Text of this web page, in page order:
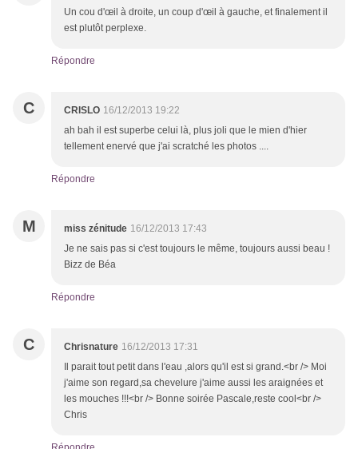
Un cou d'œil à droite, un coup d'œil à gauche, et finalement il
est plutôt perplexe.
Répondre
C CRISLO 16/12/2013 19:22
ah bah il est superbe celui là, plus joli que le mien d'hier
tellement enervé que j'ai scratché les photos ....
Répondre
M miss zénitude 16/12/2013 17:43
Je ne sais pas si c'est toujours le même, toujours aussi beau !
Bizz de Béa
Répondre
C Chrisnature 16/12/2013 17:31
Il parait tout petit dans l'eau ,alors qu'il est si grand.<br /> Moi
j'aime son regard,sa chevelure j'aime aussi les araignées et
les mouches !!!<br /> Bonne soirée Pascale,reste cool<br />
Chris